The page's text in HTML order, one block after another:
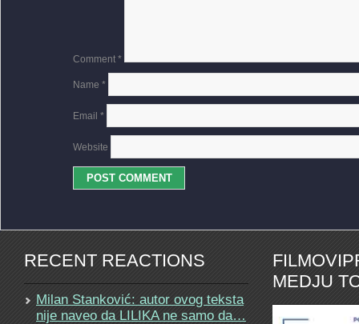
Comment *
Name *
Email *
Website
RECENT REACTIONS
Milan Stanković: autor ovog teksta
nije naveo da LILIKA ne samo da…
MEDJU